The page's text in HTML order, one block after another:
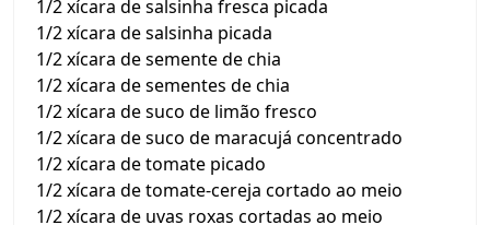
1/2 xícara de salsinha fresca picada
1/2 xícara de salsinha picada
1/2 xícara de semente de chia
1/2 xícara de sementes de chia
1/2 xícara de suco de limão fresco
1/2 xícara de suco de maracujá concentrado
1/2 xícara de tomate picado
1/2 xícara de tomate-cereja cortado ao meio
1/2 xícara de uvas roxas cortadas ao meio